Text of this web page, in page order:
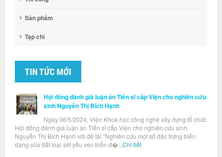
Sản phẩm
Tạp chí
TIN TỨC MỚI
Hội đồng đánh giá luận án Tiến sĩ cấp Viện cho nghiên cứu
sinh Nguyễn Thị Bích Hạnh
Ngày 06/5/2024, Viện Khoa học công nghệ xây dựng tổ chức
Hội đồng đánh giá luận án Tiến sĩ cấp Viện cho nghiên cứu sinh
Nguyễn Thị Bích Hạnh với đề tài "Nghiên cứu một số đặc trưng biến
dạng của đất loại sét yếu ven biển đ�... Chi tiết